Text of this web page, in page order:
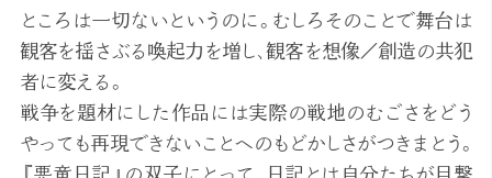
ところは一切ないというのに。むしろそのことで舞台は
観客を揺さぶる喚起力を増し、観客を想像／創造の共犯
者に変える。
戦争を題材にした作品には実際の戦地のむごさをどう
やっても再現できないことへのもどかしさがつきまとう。
『悪童日記』の双子にとって、日記とは自分たちが目撃